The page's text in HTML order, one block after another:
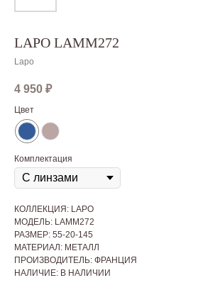
LAPO LAMM272
Lapo
4 950 ₽
Цвет
Комплектация
КОЛЛЕКЦИЯ: LAPO
МОДЕЛЬ: LAMM272
РАЗМЕР: 55-20-145
МАТЕРИАЛ: МЕТАЛЛ
ПРОИЗВОДИТЕЛЬ: ФРАНЦИЯ
НАЛИЧИЕ: В НАЛИЧИИ